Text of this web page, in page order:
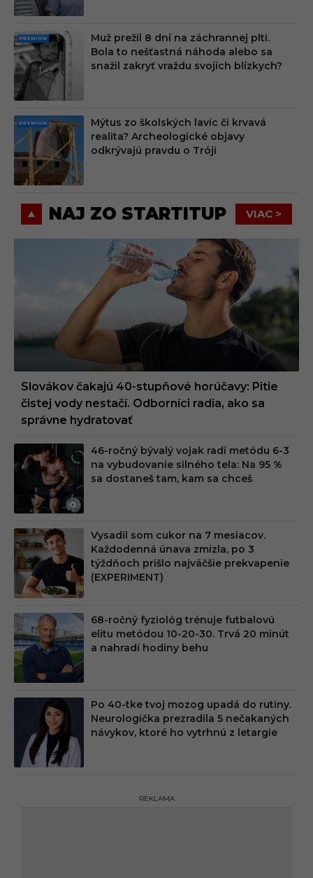
PRE
MIU
M
Muž prežil 8 dní na záchrannej plti.
Bola to nešťastná náhoda alebo sa
snažil zakryť vraždu svojich blízkych?
PRE
MIU
M
Mýtus zo školských lavíc či krvavá
realita? Archeologické objavy
odkrývajú pravdu o Tróji
NAJ ZO STARTITUP VIAC >
Slovákov čakajú 40-stupňové horúčavy: Pitie
čistej vody nestačí. Odborníci radia, ako sa
správne hydratovať
46-ročný bývalý vojak radí metódu 6-3
na vybudovanie silného tela: Na 95 %
sa dostaneš tam, kam sa chceš
Vysadil som cukor na 7 mesiacov.
Každodenná únava zmizla, po 3
týždňoch prišlo najväčšie prekvapenie
(EXPERIMENT)
68-ročný fyziológ trénuje futbalovú
elitu metódou 10-20-30. Trvá 20 minút
a nahradí hodiny behu
Po 40-tke tvoj mozog upadá do rutiny.
Neurologička prezradila 5 nečakaných
návykov, ktoré ho vytrhnú z letargie
REKLAMA